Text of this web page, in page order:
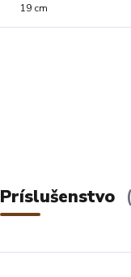
19 cm
Príslušenstvo